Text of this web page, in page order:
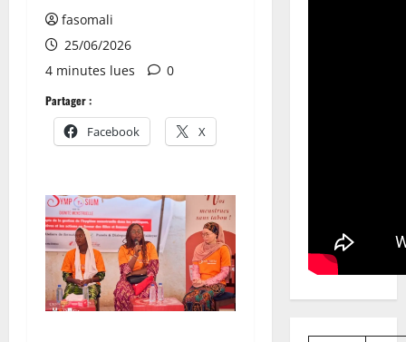
fasomali
25/06/2026
4 minutes lues
0
Partager :
Facebook X